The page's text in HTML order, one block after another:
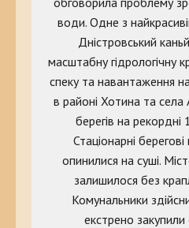
води. Одне з
Дністровський
масштабну гідрологічну
спеку та навантаження
в районі Хотина та села
берегів на
Стаціонарні
опинилися на суші.
залишилося без
Комунальники
екстрено